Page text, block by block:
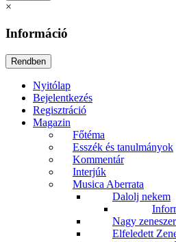
×
Információ
Nyitólap
Bejelentkezés
Regisztráció
Magazin
Főtéma
Esszék és tanulmányok
Kommentár
Interjúk
Musica Aberrata
Dalolj nekem
Nagy
Elfeledett